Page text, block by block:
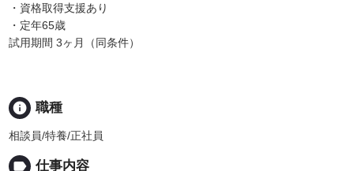
・資格取得支援あり
・定年65歳
試用期間 3ヶ月（同条件）
info 職種
相談員/特養/正社員
label 仕事内容